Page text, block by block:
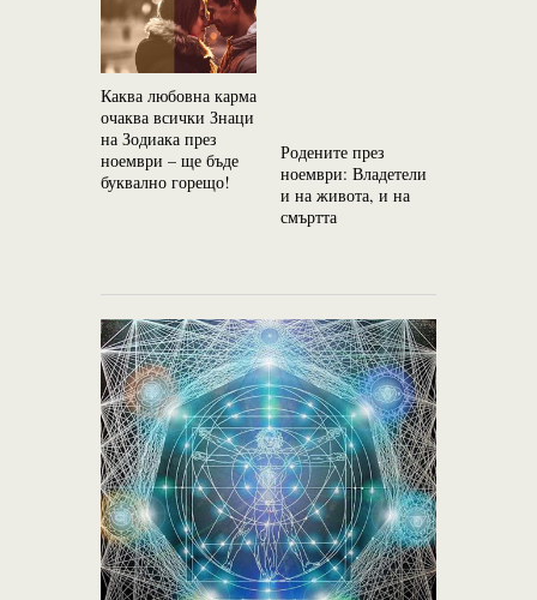
Каква любовна карма
очаква всички Знаци
на Зодиака през
ноември – ще бъде
буквално горещо!
Родените през
ноември: Владетели
и на живота, и на
смъртта